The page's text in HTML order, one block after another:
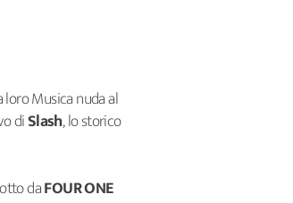
Musica nuda al
diSlash, lo storico
daFOUR ONE